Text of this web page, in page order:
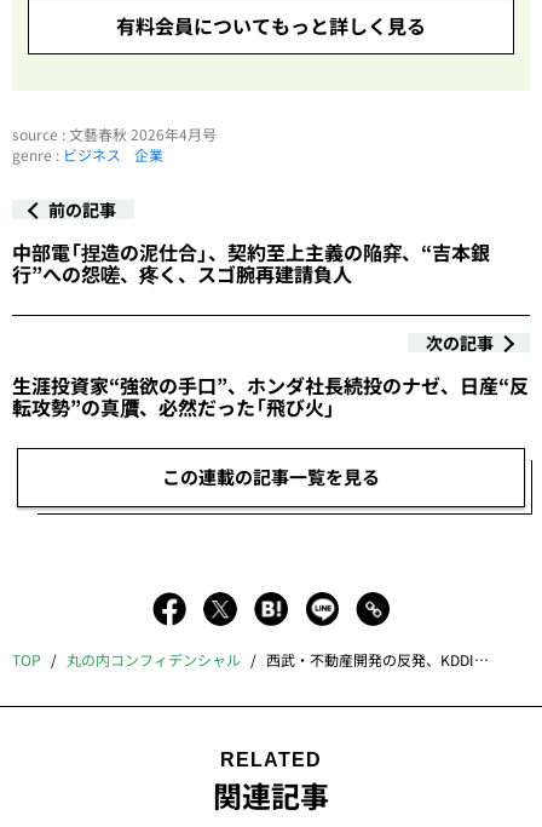
有料会員についてもっと詳しく見る
source : 文藝春秋 2026年4月号
genre : ビジネス 企業
前の記事
中部電「捏造の泥仕合」、契約至上主義の陥穽、“吉本銀
行”への怨嗟、疼く、スゴ腕再建請負人
次の記事
生涯投資家“強欲の手口”、ホンダ社長続投のナゼ、日産“反
転攻勢”の真贋、必然だった「飛び火」
この連載の記事一覧を見る
TOP 丸の内コンフィデンシャル 西武・不動産開発の反発、KDDI不正の陥穽、SaaSの生存競争、その刀は“なまくら”か
RELATED
関連記事